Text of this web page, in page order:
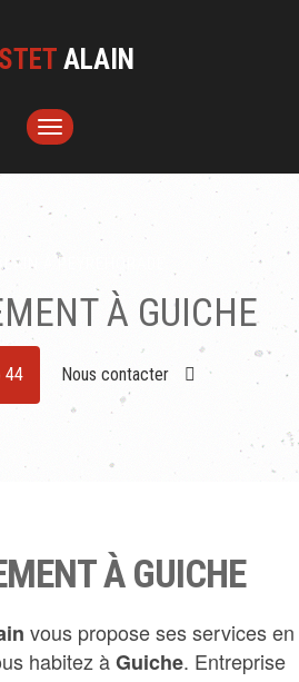
ALAIN
TOGGLE
NAVIGATION
À PEYREHORADE
À GUICHE
44 Nous contacter
À GUICHE
vous propose ses services en
habitez àGuiche. Entreprise